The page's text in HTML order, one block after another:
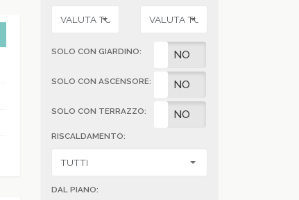
SOLO CON GIARDINO:
SI NO
SOLO CON ASCENSORE:
SI NO
SOLO CON TERRAZZO:
SI NO
RISCALDAMENTO:
DAL PIANO: